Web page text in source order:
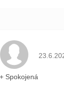
+ Spokojená